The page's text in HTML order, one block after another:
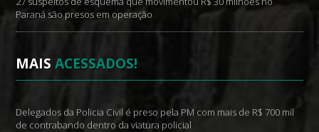
Paraná são presos em operação
MAISACESSADOS!
Delegados da Policia Civil é preso pela PM com mais de R$ 700 mil
de contrabando dentro da viatura policial